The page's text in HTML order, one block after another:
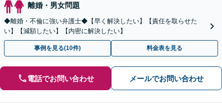
離婚・男女問題
◆離婚・不倫に強い弁護士◆【早く解決したい】【責任を取らせた
い】【減額したい】【内密に解決したい】
事例を見る(10件) 料金表を見る
電話でお問い合わせ メールでお問い合わせ